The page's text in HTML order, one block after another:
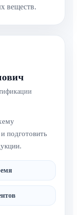
веществ.
подготовить